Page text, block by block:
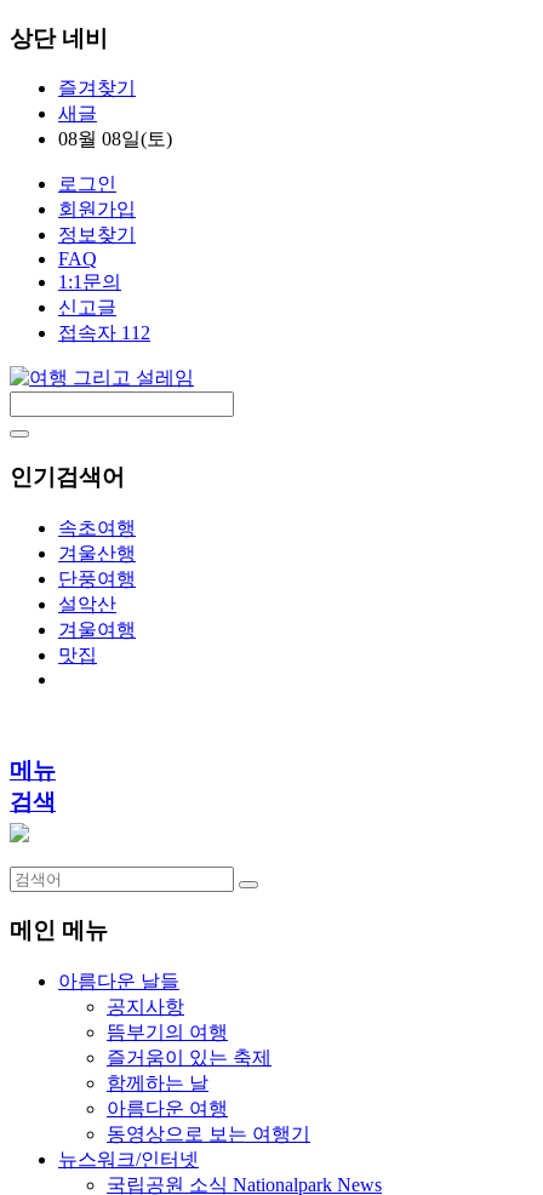
상단 네비
즐겨찾기
새글
08월 08일(토)
로그인
회원가입
정보찾기
FAQ
1:1문의
신고글
접속자 112
인기검색어
속초여행
겨울산행
단풍여행
설악산
겨울여행
맛집
메뉴
검색
메인 메뉴
아름다운 날들
공지사항
뜸부기의 여행
즐거움이 있는 축제
함께하는 날
아름다운 여행
동영상으로 보는 여행기
뉴스워크/인터넷
국립공원 소식 Nationalpark News